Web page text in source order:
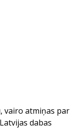
vairo atmiņas par
dabas